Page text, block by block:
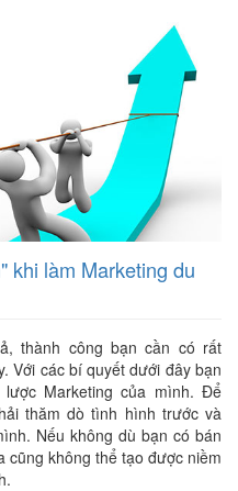
khi làm Marketing du
thành công bạn cần có rất
Với các bí quyết dưới đây bạn
Marketing của mình. Để
thăm dò tình hình trước và
Nếu không dù bạn có bán
cũng không thể tạo được niềm